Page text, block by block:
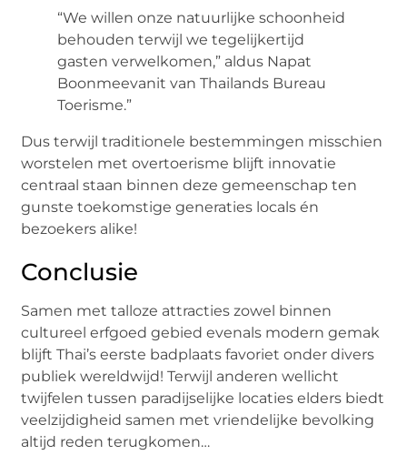
“We willen onze natuurlijke schoonheid
behouden terwijl we tegelijkertijd
gasten verwelkomen,” aldus Napat
Boonmeevanit van Thailands Bureau
Toerisme.”
Dus terwijl traditionele bestemmingen misschien
worstelen met overtoerisme blijft innovatie
centraal staan binnen deze gemeenschap ten
gunste toekomstige generaties locals én
bezoekers alike!
Conclusie
Samen met talloze attracties zowel binnen
cultureel erfgoed gebied evenals modern gemak
blijft Thai’s eerste badplaats favoriet onder divers
publiek wereldwijd! Terwijl anderen wellicht
twijfelen tussen paradijselijke locaties elders biedt
veelzijdigheid samen met vriendelijke bevolking
altijd reden terugkomen…